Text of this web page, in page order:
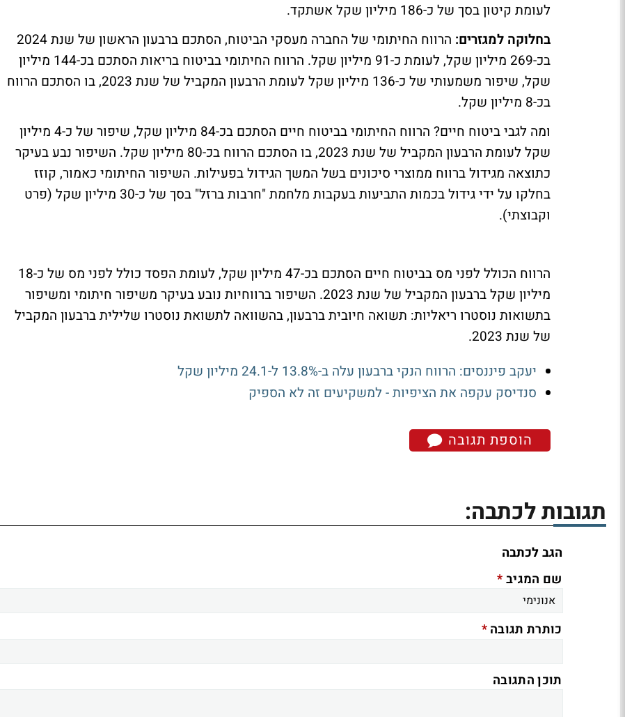
לעומת קיטון בסך של כ-186 מיליון שקל אשתקד.
בחלוקה למגזרים:
הרווח החיתומי של החברה מעסקי הביטוח, הסתכם ברבעון הראשון של שנת 2024
בכ-269 מיליון שקל, לעומת כ-91 מיליון שקל. הרווח החיתומי בביטוח בריאות הסתכם בכ-144 מיליון
שקל, שיפור משמעותי של כ-136 מיליון שקל לעומת הרבעון המקביל של שנת 2023, בו הסתכם הרווח
בכ-8 מיליון שקל.
ומה לגבי ביטוח חיים? הרווח החיתומי בביטוח חיים הסתכם בכ-84 מיליון שקל, שיפור של כ-4 מיליון
שקל לעומת הרבעון המקביל של שנת 2023, בו הסתכם הרווח בכ-80 מיליון שקל. השיפור נבע בעיקר
כתוצאה מגידול ברווח ממוצרי סיכונים בשל המשך הגידול בפעילות. השיפור החיתומי כאמור, קוזז
בחלקו על ידי גידול בכמות התביעות בעקבות מלחמת "חרבות ברזל" בסך של כ-30 מיליון שקל (פרט
וקבוצתי).
הרווח הכולל לפני מס בביטוח חיים הסתכם בכ-47 מיליון שקל, לעומת הפסד כולל לפני מס של כ-18
מיליון שקל ברבעון המקביל של שנת 2023. השיפור ברווחיות נובע בעיקר משיפור חיתומי ומשיפור
בתשואות נוסטרו ריאליות: תשואה חיובית ברבעון, בהשוואה לתשואת נוסטרו שלילית ברבעון המקביל
של שנת 2023.
יעקב פיננסים: הרווח הנקי ברבעון עלה ב-13.8% ל-24.1 מיליון שקל
סנדיסק עקפה את הציפיות - למשקיעים זה לא הספיק
הוספת תגובה
תגובות לכתבה:
הגב לכתבה
שם המגיב*
כותרת תגובה*
תוכן התגובה